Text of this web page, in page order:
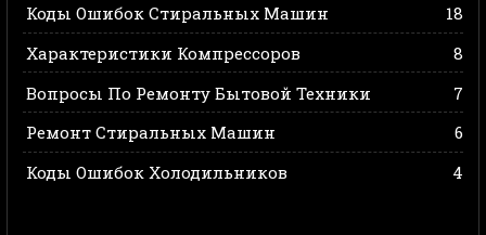
Коды Ошибок Стиральных Машин
18
Характеристики Компрессоров
8
Вопросы По Ремонту Бытовой Техники
7
Ремонт Стиральных Машин
6
Коды Ошибок Холодильников
4